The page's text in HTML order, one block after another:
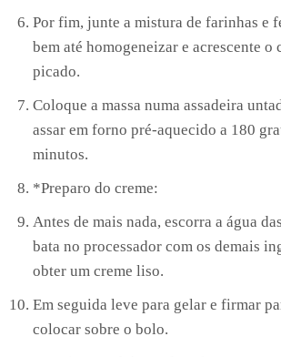
Por fim, junte a mistura de farinhas e
bem até homogeneizar e acrescente o
picado.
Coloque a massa numa assadeira
assar em forno pré-aquecido a 180
minutos.
*Preparo do creme:
Antes de mais nada, escorra a água
bata no processador com os demais
obter um creme liso.
Em seguida leve para gelar e firmar
colocar sobre o bolo.